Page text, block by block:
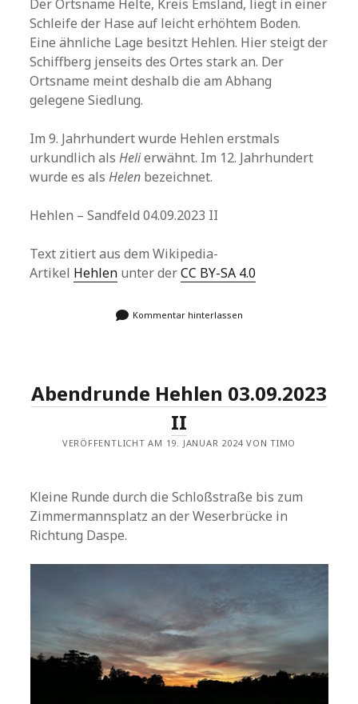
Der Ortsname Helte, Kreis Emsland, liegt in einer
Schleife der Hase auf leicht erhöhtem Boden.
Eine ähnliche Lage besitzt Hehlen. Hier steigt der
Schiffberg jenseits des Ortes stark an. Der
Ortsname meint deshalb die am Abhang
gelegene Siedlung.
Im 9. Jahrhundert wurde Hehlen erstmals
urkundlich alsHelierwähnt. Im 12. Jahrhundert
wurde es alsHelen bezeichnet.
Hehlen – Sandfeld 04.09.2023 II
Text zitiert aus dem Wikipedia-
Artikel Hehlen unter derCC BY-SA 4.0
Kommentar hinterlassen
Abendrunde Hehlen 03.09.2023
II
VERÖFFENTLICHT AM 19. JANUAR 2024 VON TIMO
Kleine Runde durch die Schloßstraße bis zum
Zimmermannsplatz an der Weserbrücke in
Richtung Daspe.